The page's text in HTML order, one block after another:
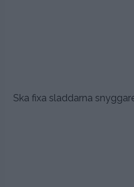
Ska fixa sladdarna